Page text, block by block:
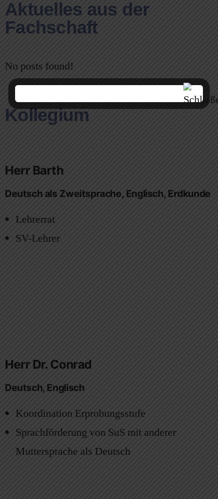
Aktuelles aus der
Fachschaft
No posts found!
Kollegium
Herr Barth
Deutsch als Zweitsprache, Englisch, Erdkunde
Lehrerrat
SV-Lehrer
Herr Dr. Conrad
Deutsch, Englisch
Koordination Erprobungsstufe
Sprachförderung von SuS mit anderer
Muttersprache als Deutsch